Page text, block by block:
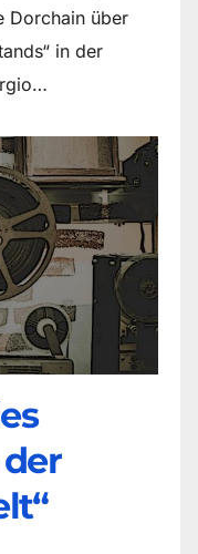
Dorchain über
in der